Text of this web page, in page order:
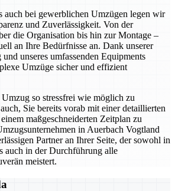
auch bei gewerblichen Umzügen legen wir
und Zuverlässigkeit. Von der
die Organisation bis hin zur Montage –
an Ihre Bedürfnisse an. Dank unserer
unseres umfassenden Equipments
Umzüge sicher und effizient
so stressfrei wie möglich zu
Sie bereits vorab mit einer detaillierten
maßgeschneiderten Zeitplan zu
in Auerbach Vogtland
Partner an Ihrer Seite, der sowohl in
auch in der Durchführung alle
meistert.